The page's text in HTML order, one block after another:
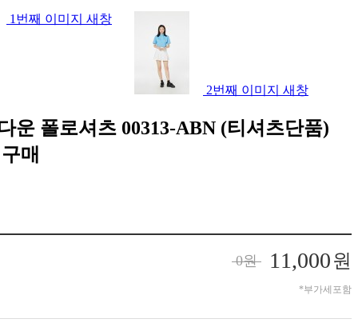
1번째 이미지 새창
2번째 이미지 새창
운 폴로셔츠 00313-ABN (티셔츠단품)
매
0원 11,000원
*부가세포함